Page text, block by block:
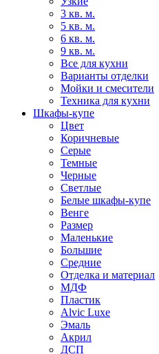
3 кв. м.
5 кв. м.
6 кв. м.
9 кв. м.
Все для кухни
Варианты отделки
Мойки и смесители
Техника для кухни
Шкафы-купе
Цвет
Коричневые
Серые
Темные
Черные
Светлые
Белые шкафы-купе
Венге
Размер
Маленькие
Большие
Средние
Отделка и материал
МДФ
Пластик
Alvic Luxe
Эмаль
Акрил
ДСП